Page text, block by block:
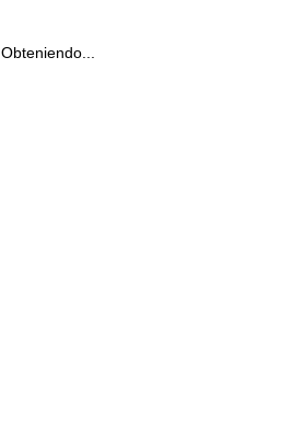
Obteniendo...